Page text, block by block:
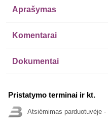
Aprašymas
Komentarai
Dokumentai
Pristatymo terminai ir kt.
Atsiėmimas parduotuvėje -